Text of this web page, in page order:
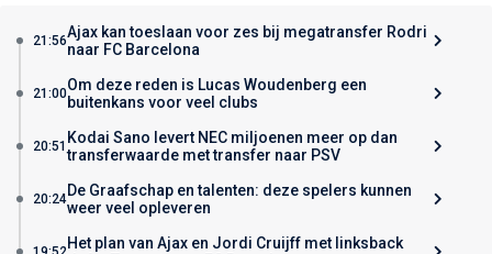
21:56Ajax kan toeslaan voor zes bij megatransfer Rodri
naar FC Barcelona
21:00Om deze reden is Lucas Woudenberg een
buitenkans voor veel clubs
20:51 Kodai Sano levert NEC miljoenen meer op dan
transferwaarde met transfer naar PSV
20:24De Graafschap en talenten: deze spelers kunnen
weer veel opleveren
Het plan van Ajax en Jordi Cruijff met linksback